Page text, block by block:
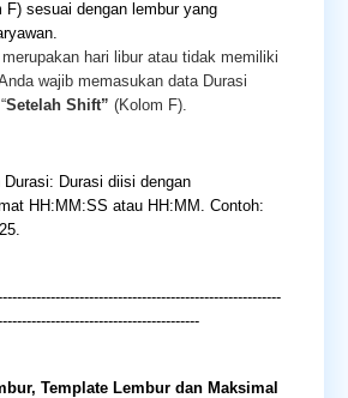
F) sesuai dengan lembur yang
hari libur atau tidak memiliki
wajib memasukan data Durasi
Setelah Shift” (Kolom F).
Durasi: Durasi diisi dengan
HH:MM:SS atau HH:MM. Contoh:
Template Lembur dan Maksimal